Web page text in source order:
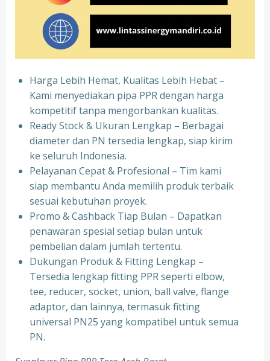
Harga Lebih Hemat, Kualitas Lebih Hebat –
Kami menyediakan pipa PPR dengan harga
kompetitif tanpa mengorbankan kualitas.
⁠Ready Stock & Ukuran Lengkap – Berbagai
diameter dan PN tersedia lengkap, siap kirim
ke seluruh Indonesia.
⁠Pelayanan Cepat & Profesional – Tim kami
siap membantu Anda memilih produk terbaik
sesuai kebutuhan proyek.
⁠Promo & Cashback Tiap Bulan – Dapatkan
penawaran spesial setiap bulan untuk
pembelian dalam jumlah tertentu.
⁠Dukungan Produk & Fitting Lengkap –
Tersedia lengkap fitting PPR seperti elbow,
tee, reducer, socket, union, ball valve, flange
adaptor, dan lainnya, termasuk fitting
universal PN25 yang kompatibel untuk semua
PN.